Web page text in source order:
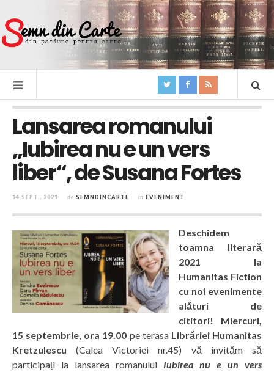
Lansarea romanului
„Iubirea nu e un vers
liber“, de Susana Fortes
14 SEPT., 2021 de SEMNDINCARTE în EVENIMENT
Deschidem
toamna literară
2021 la
Humanitas Fiction
cu noi evenimente
alături de
cititori!
Miercuri,
15 septembrie, ora 19.00 pe terasaLibrăriei Humanitas
Kretzulescu (Calea Victoriei nr.45) vă invităm să
participați la lansarea romanului Iubirea nu e un vers